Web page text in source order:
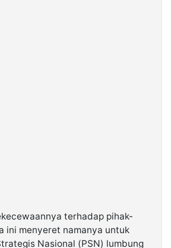
terhadap pihak-
ini menyeret namanya untuk
Nasional (PSN) lumbung